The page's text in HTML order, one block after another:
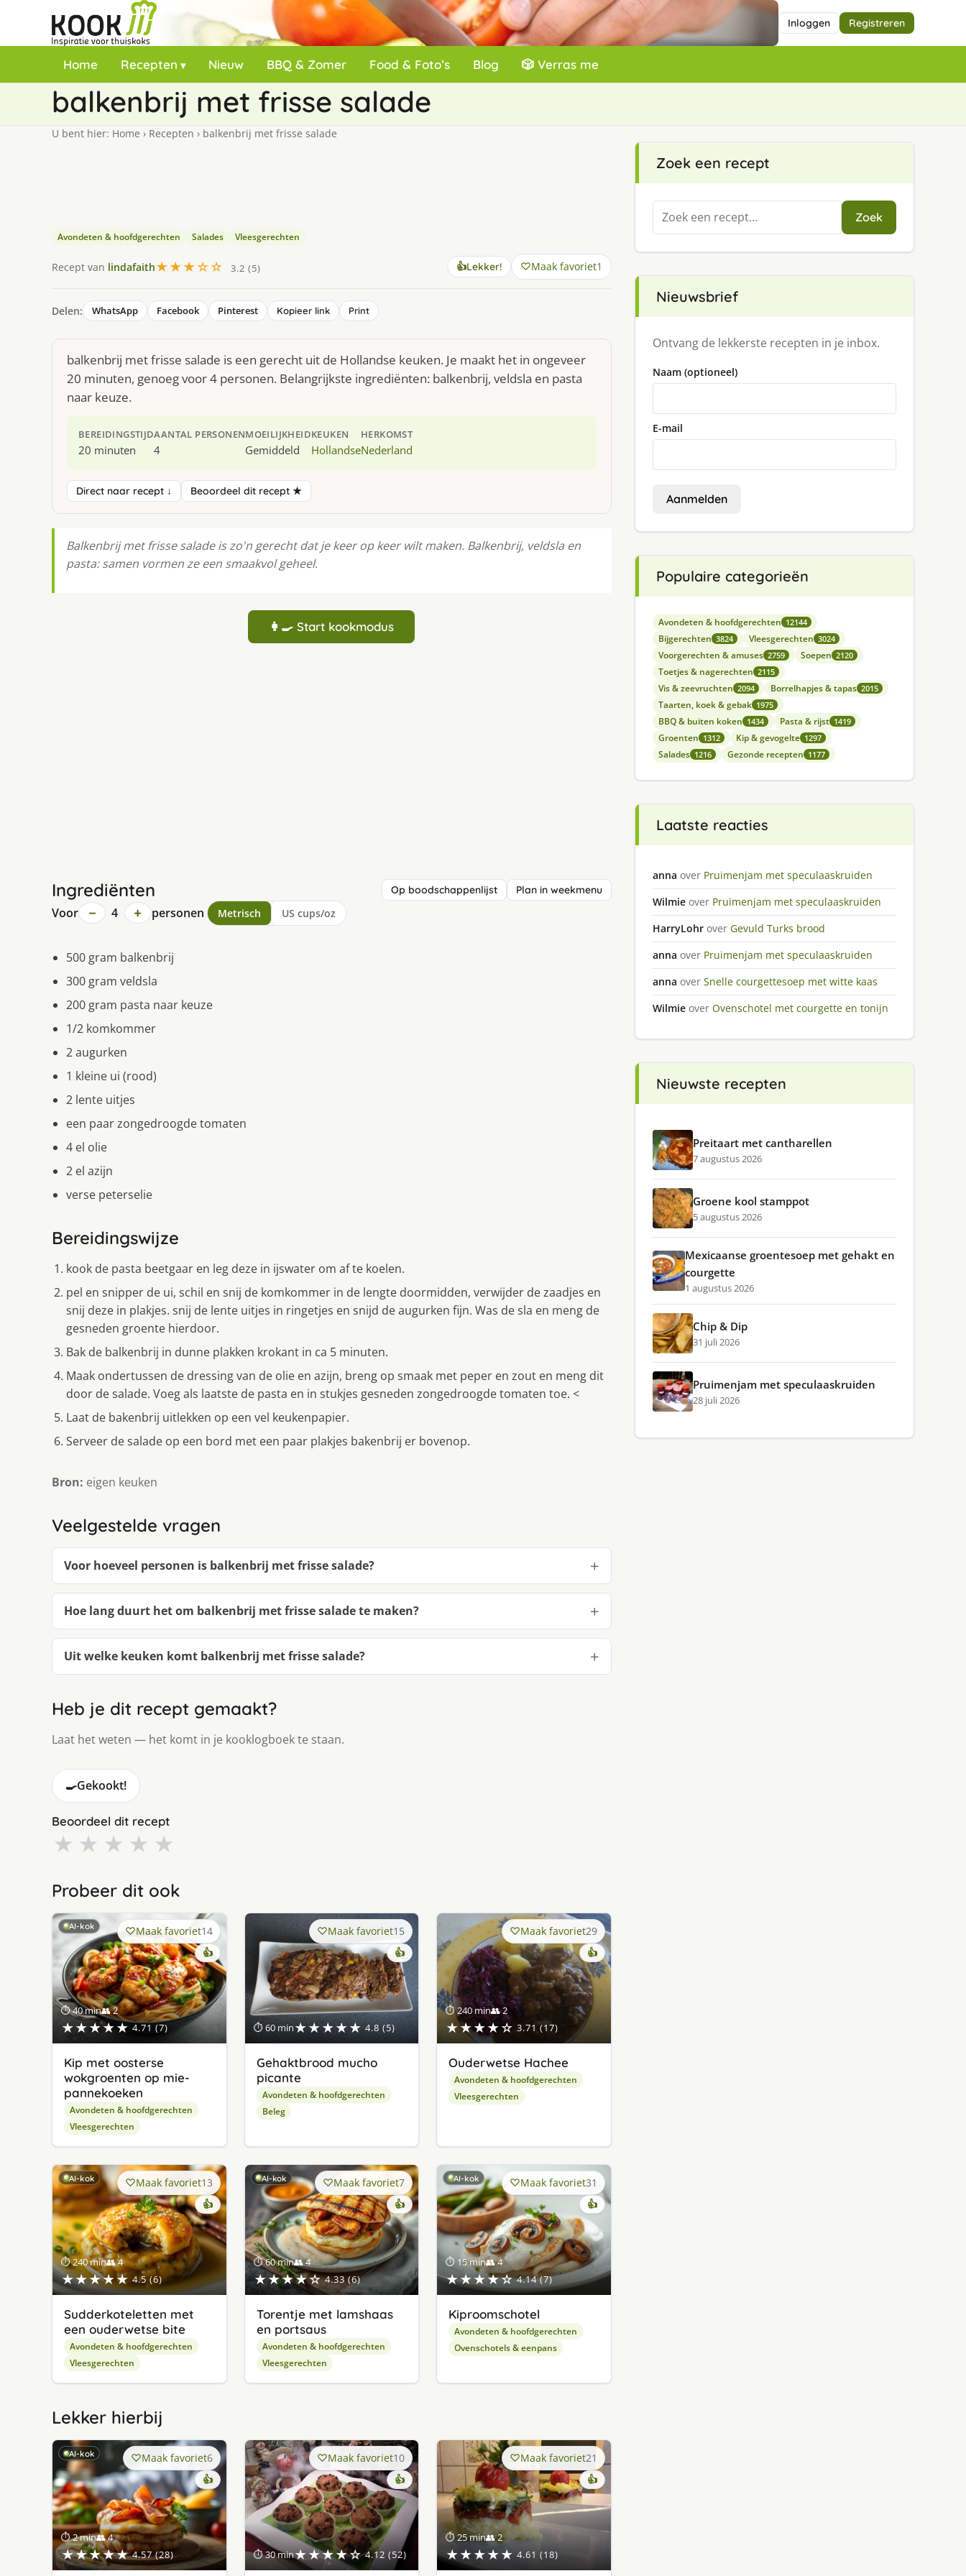
Inloggen Registreren
Home Recepten Nieuw BBQ & Zomer Food & Foto’s Blog 🎲 Verras me
balkenbrij met frisse salade
U bent hier: Home › Recepten › balkenbrij met frisse salade
Avondeten & hoofdgerechten Salades Vleesgerechten
Recept van lindafaith★★★☆☆ 3.2 (5) 👍Lekker! Maak favoriet1
Delen: WhatsApp Facebook Pinterest Kopieer link Print
balkenbrij met frisse salade is een gerecht uit de Hollandse keuken. Je maakt het in ongeveer
20 minuten, genoeg voor 4 personen. Belangrijkste ingrediënten: balkenbrij, veldsla en pasta
naar keuze.
BEREIDINGSTIJD
20 minuten
AANTAL PERSONEN
4
MOEILIJKHEID
Gemiddeld
KEUKEN
Hollandse
HERKOMST
Nederland
Direct naar recept ↓ Beoordeel dit recept ★
Balkenbrij met frisse salade is zo'n gerecht dat je keer op keer wilt maken. Balkenbrij, veldsla en
pasta: samen vormen ze een smaakvol geheel.
👩‍🍳 Start kookmodus
Ingrediënten Op boodschappenlijst Plan in weekmenu
Voor − 4 + personen Metrisch US cups/oz
500 gram balkenbrij
300 gram veldsla
200 gram pasta naar keuze
1/2 komkommer
2 augurken
1 kleine ui (rood)
2 lente uitjes
een paar zongedroogde tomaten
4 el olie
2 el azijn
verse peterselie
Bereidingswijze
kook de pasta beetgaar en leg deze in ijswater om af te koelen.
pel en snipper de ui, schil en snij de komkommer in de lengte doormidden, verwijder de zaadjes en
snij deze in plakjes. snij de lente uitjes in ringetjes en snijd de augurken fijn. Was de sla en meng de
gesneden groente hierdoor.
Bak de balkenbrij in dunne plakken krokant in ca 5 minuten.
Maak ondertussen de dressing van de olie en azijn, breng op smaak met peper en zout en meng dit
door de salade. Voeg als laatste de pasta en in stukjes gesneden zongedroogde tomaten toe. <
Laat de bakenbrij uitlekken op een vel keukenpapier.
Serveer de salade op een bord met een paar plakjes bakenbrij er bovenop.
Bron: eigen keuken
Veelgestelde vragen
Voor hoeveel personen is balkenbrij met frisse salade?
Hoe lang duurt het om balkenbrij met frisse salade te maken?
Uit welke keuken komt balkenbrij met frisse salade?
Heb je dit recept gemaakt?
Laat het weten — het komt in je kooklogboek te staan.
🍳Gekookt!
Beoordeel dit recept
★ ★ ★ ★ ★
Probeer dit ook
AI-kok
⏱ 40 min👥 2
★★★★★ 4.71 (7)
Maak favoriet14
👍
Kip met oosterse
wokgroenten op mie-
pannekoeken
Avondeten & hoofdgerechten
Vleesgerechten
⏱ 60 min★★★★★ 4.8 (5)
Maak favoriet15
👍
Gehaktbrood mucho
picante
Avondeten & hoofdgerechten
Beleg
⏱ 240 min👥 2
★★★★☆ 3.71 (17)
Maak favoriet29
👍
Ouderwetse Hachee
Avondeten & hoofdgerechten
Vleesgerechten
AI-kok
⏱ 240 min👥 4
★★★★★ 4.5 (6)
Maak favoriet13
👍
Sudderkoteletten met
een ouderwetse bite
Avondeten & hoofdgerechten
Vleesgerechten
AI-kok
⏱ 60 min👥 4
★★★★☆ 4.33 (6)
Maak favoriet7
👍
Torentje met lamshaas
en portsaus
Avondeten & hoofdgerechten
Vleesgerechten
AI-kok
⏱ 15 min👥 4
★★★★☆ 4.14 (7)
Maak favoriet31
👍
Kiproomschotel
Avondeten & hoofdgerechten
Ovenschotels & eenpans
Lekker hierbij
AI-kok
⏱ 2 min👥 4
★★★★★ 4.57 (28)
Maak favoriet6
👍
⏱ 30 min★★★★☆ 4.12 (52)
Maak favoriet10
👍
⏱ 25 min👥 2
★★★★★ 4.61 (18)
Maak favoriet21
👍
Zoek een recept
Zoeken
naar:
Zoek
Nieuwsbrief
Ontvang de lekkerste recepten in je inbox.
Naam (optioneel)
E-mail
Aanmelden
Populaire categorieën
Avondeten & hoofdgerechten 12144
Bijgerechten 3824 Vleesgerechten 3024
Voorgerechten & amuses 2759 Soepen 2120
Toetjes & nagerechten 2115
Vis & zeevruchten 2094 Borrelhapjes & tapas 2015
Taarten, koek & gebak 1975
BBQ & buiten koken 1434 Pasta & rijst 1419
Groenten 1312 Kip & gevogelte 1297
Salades 1216 Gezonde recepten 1177
Laatste reacties
anna over Pruimenjam met speculaaskruiden
Wilmie over Pruimenjam met speculaaskruiden
HarryLohr over Gevuld Turks brood
anna over Pruimenjam met speculaaskruiden
anna over Snelle courgettesoep met witte kaas
Wilmie over Ovenschotel met courgette en tonijn
Nieuwste recepten
Preitaart met cantharellen
7 augustus 2026
Groene kool stamppot
5 augustus 2026
Mexicaanse groentesoep met gehakt en
courgette
1 augustus 2026
Chip & Dip
31 juli 2026
Pruimenjam met speculaaskruiden
28 juli 2026